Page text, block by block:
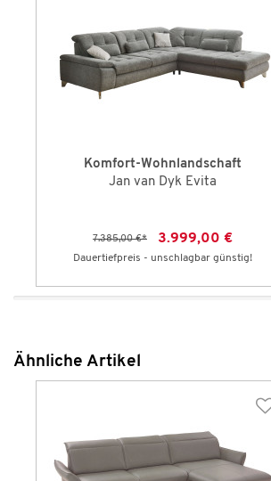
Komfort-Wohnlandschaft
Jan van Dyk Evita
7.385,00 €* 3.999,00 €
Dauertiefpreis - unschlagbar günstig!
Ähnliche Artikel